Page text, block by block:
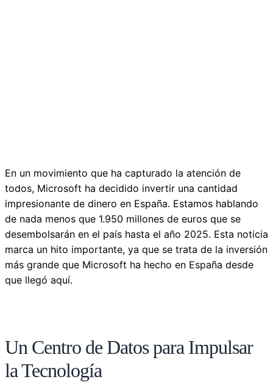
En un movimiento que ha capturado la atención de
todos, Microsoft ha decidido invertir una cantidad
impresionante de dinero en España. Estamos hablando
de nada menos que 1.950 millones de euros que se
desembolsarán en el país hasta el año 2025. Esta noticia
marca un hito importante, ya que se trata de la inversión
más grande que Microsoft ha hecho en España desde
que llegó aquí.
Un Centro de Datos para Impulsar
la Tecnología